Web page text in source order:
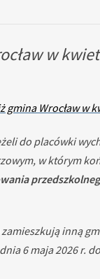
w
Wrocław w
do placówki
w którym
inną
6 maja 2026 r.